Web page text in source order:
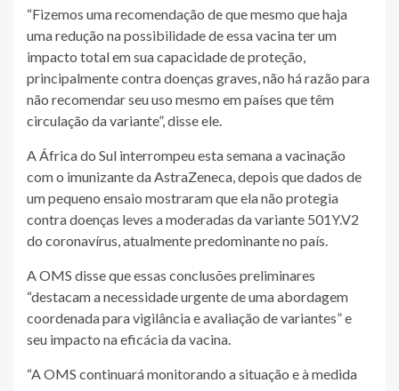
“Fizemos uma recomendação de que mesmo que haja
uma redução na possibilidade de essa vacina ter um
impacto total em sua capacidade de proteção,
principalmente contra doenças graves, não há razão para
não recomendar seu uso mesmo em países que têm
circulação da variante”, disse ele.
A África do Sul interrompeu esta semana a vacinação
com o imunizante da AstraZeneca, depois que dados de
um pequeno ensaio mostraram que ela não protegia
contra doenças leves a moderadas da variante 501Y.V2
do coronavírus, atualmente predominante no país.
A OMS disse que essas conclusões preliminares
“destacam a necessidade urgente de uma abordagem
coordenada para vigilância e avaliação de variantes” e
seu impacto na eficácia da vacina.
“A OMS continuará monitorando a situação e à medida